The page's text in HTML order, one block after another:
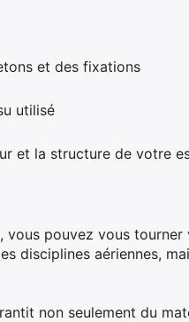
et des fixations
utilisé
et la structure de votre
vous pouvez vous tourner
disciplines aériennes,
non seulement du